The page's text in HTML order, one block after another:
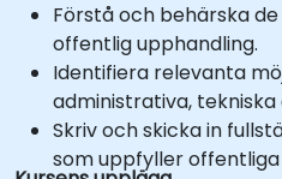
Förstå och behärska
offentlig upphandling.
Identifiera relevanta
administrativa, tekniska
Skriv och skicka in
som uppfyller